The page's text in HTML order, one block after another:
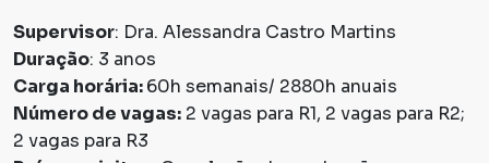
Supervisor: Dra. Alessandra Castro Martins
Duração: 3 anos
Carga horária:60h semanais/ 2880h anuais
Número de vagas: 2 vagas para R1, 2 vagas para R2;
2 vagas para R3